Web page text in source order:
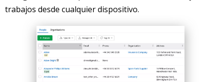
trabajos desde cualquier dispositivo.